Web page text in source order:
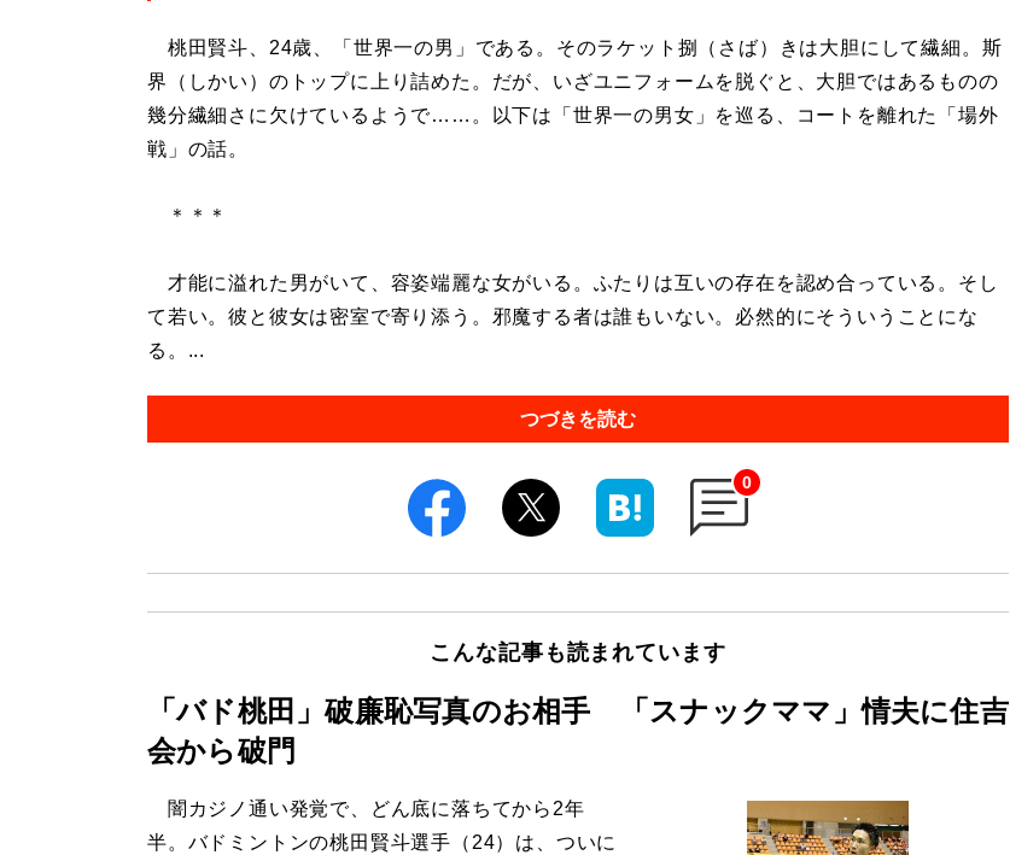
桃田賢斗、24歳、「世界一の男」である。そのラケット捌（さば）きは大胆にして繊細。斯
界（しかい）のトップに上り詰めた。だが、いざユニフォームを脱ぐと、大胆ではあるものの
幾分繊細さに欠けているようで……。以下は「世界一の男女」を巡る、コートを離れた「場外
戦」の話。
＊＊＊
才能に溢れた男がいて、容姿端麗な女がいる。ふたりは互いの存在を認め合っている。そし
て若い。彼と彼女は密室で寄り添う。邪魔する者は誰もいない。必然的にそういうことにな
る。...
つづきを読む
0
こんな記事も読まれています
「バド桃田」破廉恥写真のお相手 「スナックママ」情夫に住吉
会から破門
闇カジノ通い発覚で、どん底に落ちてから2年
半。バドミントンの桃田賢斗選手（24）は、ついに